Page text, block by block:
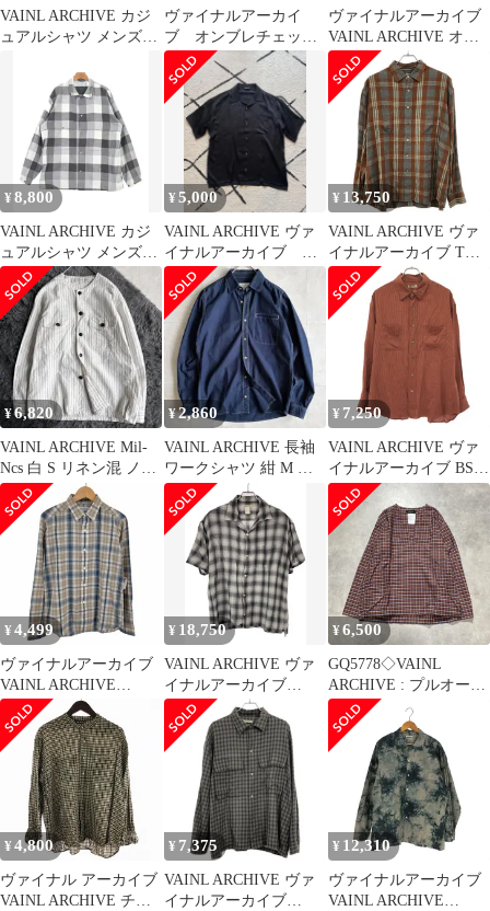
VAINL ARCHIVE カジ
ュアルシャツ メンズ
ヴァイナルアーカイ
ブ オンブレチェック
シャツ /M ベージュ
×ネイビー×ブラウン
ヴァイナルアーカイブ
VAINL ARCHIVE オー
プンカラーチェックシ
ャツ
¥8,800
VAINL ARCHIVE カジ
ュアルシャツ メンズ
【古着】【中古】【送
料無料】
¥5,000
VAINL ARCHIVE ヴァ
イナルアーカイブ 半
袖シャツシルク
222018
¥ 13,750
VAINL ARCHIVE ヴァ
イナルアーカイブ TOM
スパンレーヨンチェッ
クシャツ ブラウン M
¥6,820
VAINL ARCHIVE Mil-
Ncs 白 S リネン混 ノー
カラーシャツ
¥2,860
VAINL ARCHIVE 長袖
ワークシャツ 紺 M 日
本製 綿100%
¥ 7,250
VAINL ARCHIVE ヴァ
イナルアーカイブ BSS
ハウンドトゥースウー
ルシャツ VAS21021 レ
ッド系 S
¥ 4,499
ヴァイナルアーカイブ
VAINL ARCHIVE
STAN-SH メンズ JPN：
M
¥ 18,750
VAINL ARCHIVE ヴァ
イナルアーカイブ
23SSS SLANT-SH-SSオ
ープンカラーオンブレ
チェックシャツ グレー
L VAS23007
¥6,500
GQ5778◇VAINL
ARCHIVE : プルオーバ
ーシャツ◇M◇ブラウ
ン系 ヴァイナルアーカ
イブ チェックシャツ 長
¥ 4,800
ヴァイナル アーカイブ
VAINL ARCHIVE チェ
¥ 7,375
VAINL ARCHIVE ヴァ
イナルアーカイブ
¥ 12,310
ヴァイナルアーカイブ
VAINL ARCHIVE